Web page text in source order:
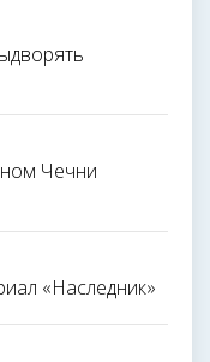
Чечни
«Наследник»